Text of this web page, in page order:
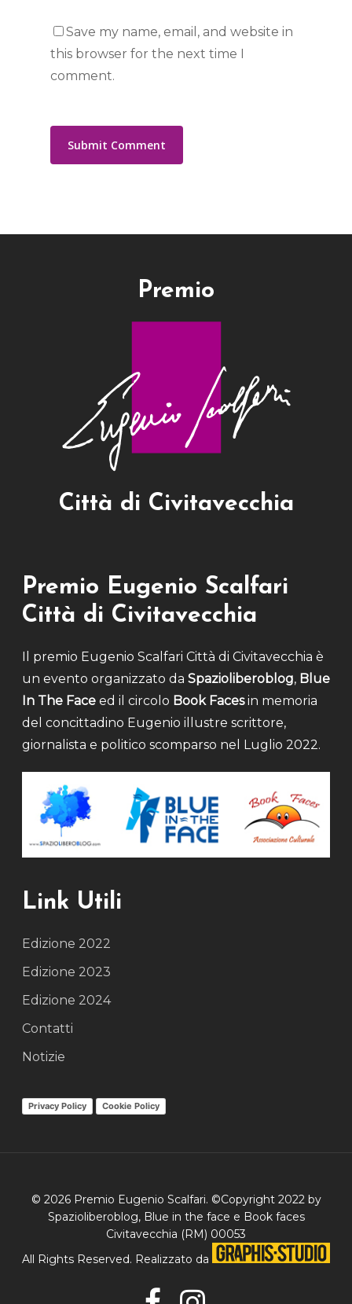
Save my name, email, and website in
this browser for the next time I
comment.
Premio
Città di Civitavecchia
Premio Eugenio Scalfari
Città di Civitavecchia
Il premio Eugenio Scalfari Città di Civitavecchia è
un evento organizzato da Spazioliberoblog, Blue
In The Face ed il circolo Book Facesin memoria
del concittadino Eugenio illustre scrittore,
giornalista e politico scomparso nel Luglio 2022.
Link Utili
Edizione 2022
Edizione 2023
Edizione 2024
Contatti
Notizie
Privacy Policy Cookie Policy
© 2026 Premio Eugenio Scalfari. ©Copyright 2022 by
Spazioliberoblog, Blue in the face e Book faces
Civitavecchia (RM) 00053
All Rights Reserved. Realizzato da
facebookinstagram